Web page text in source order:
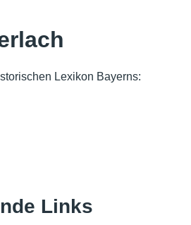
Lexikon Bayerns:
Links